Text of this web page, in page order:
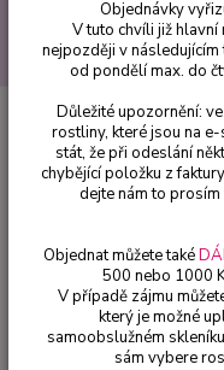
Fuchsie
1919) -
Objednávky
V tuto chvíli již hlavní
nejpozději v
od pondělí max. do
Důležité upozornění:
rostliny, které jsou na
stát, že při odeslání
chybějící položku z
dejte nám to
Objednat můžete také
500 nebo 1000
V případě zájmu
který je možné
samoobslužném
sám vybere